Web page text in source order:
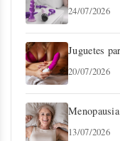
24/07/2026
Juguetes
20/07/2026
13/07/2026